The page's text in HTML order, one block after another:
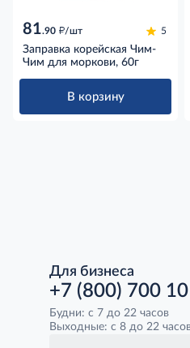
81.90 д/шт 5
Заправка корейская Чим-
Чим для моркови, 60г
В корзину
Для бизнеса
+7 (800) 700
Будни: с 7 до 22 часов
Выходные: с 8 до 22